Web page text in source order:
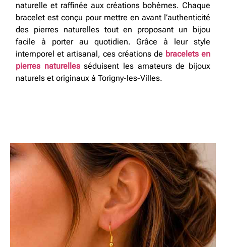
naturelle et raffinée aux créations bohèmes. Chaque
bracelet est conçu pour mettre en avant l’authenticité
des pierres naturelles tout en proposant un bijou
facile à porter au quotidien. Grâce à leur style
intemporel et artisanal, ces créations de bracelets en
pierres naturellesséduisent les amateurs de bijoux
naturels et originaux à Torigny-les-Villes.